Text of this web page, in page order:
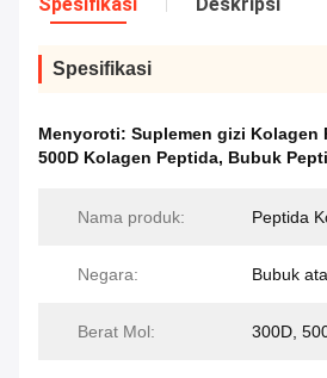
Spesifikasi Deskripsi
Spesifikasi
Menyoroti: Suplemen gizi Kolagen
500D Kolagen Peptida, Bubuk
Nama produk: Peptida
Negara: Bubuk
Berat Mol: 300D,